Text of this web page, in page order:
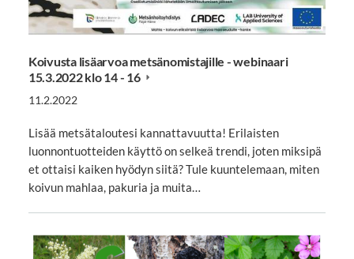
Koivusta lisäarvoa metsänomistajille - webinaari
15.3.2022 klo 14 - 16
11.2.2022
Lisää metsätaloutesi kannattavuutta! Erilaisten
luonnontuotteiden käyttö on selkeä trendi, joten miksipä
et ottaisi kaiken hyödyn siitä? Tule kuuntelemaan, miten
koivun mahlaa, pakuria ja muita…